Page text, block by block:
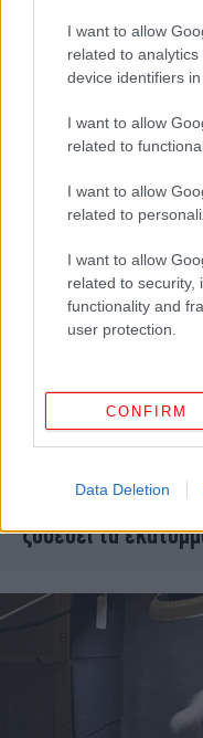
I want to allow
related to
device identifiers in
I want to allow
related to
I want to allow
related to
I want to allow
related to security,
functionality and
user protection.
CONFIRM
Data Deletion
05/06/2026 23:34
Στα 2
ιστορία σύμφωνα
Πρίγκιπας
ξοδεύει τα